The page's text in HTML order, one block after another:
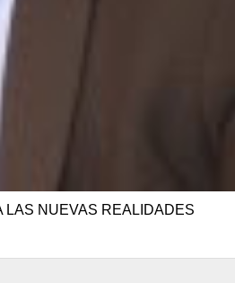
LAS NUEVAS REALIDADES